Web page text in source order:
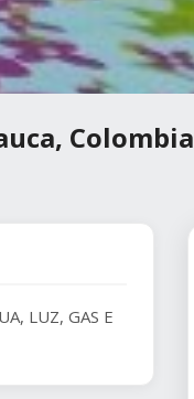
Colombia
LUZ, GAS E